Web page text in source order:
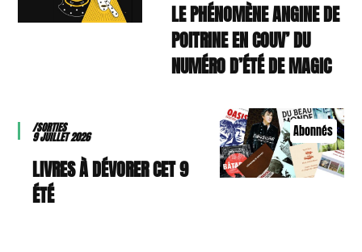
LE PHÉNOMÈNE ANGINE DE
POITRINE EN COUV’ DU
NUMÉRO D’ÉTÉ DE MAGIC
Abonnés
/SORTIES
9 JUILLET 2026
9 LIVRES À DÉVORER CET
ÉTÉ